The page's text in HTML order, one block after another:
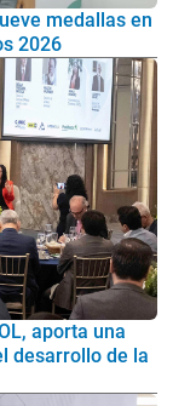
medallas en
2026
aporta una
desarrollo de la